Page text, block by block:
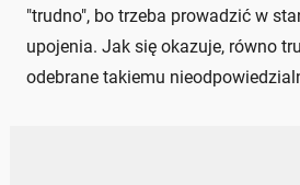
"trudno", bo trzeba prowadzić w
upojenia. Jak się okazuje, równo
odebrane takiemu